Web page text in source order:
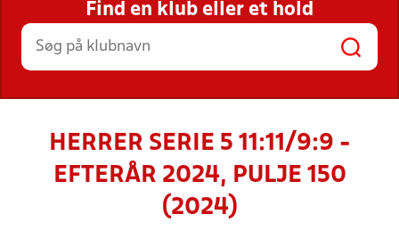
STILLINGER, RESULTATER, KLUBBER OG
HOLD
Find en klub eller et hold
HERRER SERIE 5 11:11/9:9 -
EFTERÅR 2024, PULJE 150
(2024)